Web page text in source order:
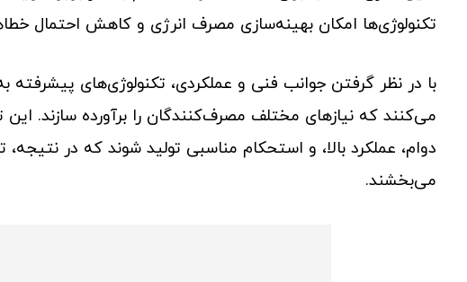
تکنولوژی‌ها امکان بهینه‌سازی مصرف انرژی و کاهش احتمال
با در نظر گرفتن جوانب فنی و عملکردی، تکنولوژی‌های پیشرفته
می‌کنند که نیازهای مختلف مصرف‌کنندگان را برآورده سازند. این
دوام، عملکرد بالا، و استحکام مناسبی تولید شوند که در
می‌بخشند.